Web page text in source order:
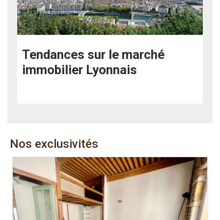
Tendances sur le marché
immobilier Lyonnais
Nos exclusivités